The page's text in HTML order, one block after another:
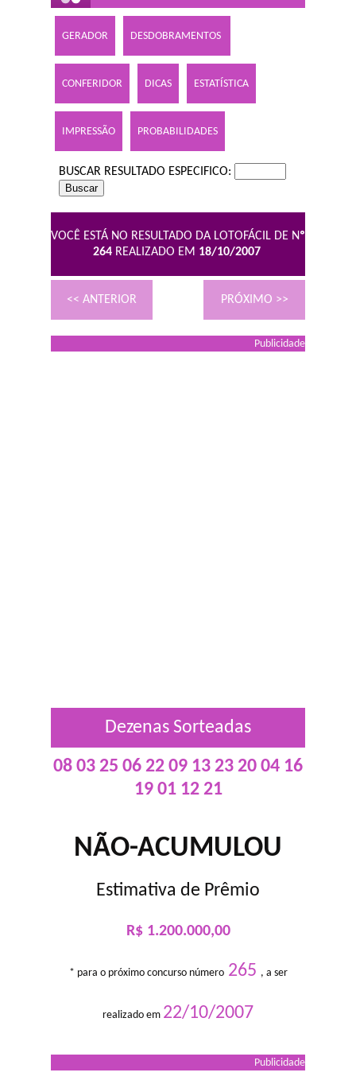
GERADOR DESDOBRAMENTOS
CONFERIDOR DICAS ESTATÍSTICA
IMPRESSÃO PROBABILIDADES
BUSCAR RESULTADO ESPECIFICO:
VOCÊ ESTÁ NO RESULTADO DA LOTOFÁCIL DE Nº
264 REALIZADO EM 18/10/2007
<< ANTERIOR PRÓXIMO >>
Publicidade
Dezenas Sorteadas
08 03 25 06 22 09 13 23 20 04 16
19 01 12 21
NÃO-ACUMULOU
Estimativa de Prêmio
R$ 1.200.000,00
* para o próximo concurso número265 , a ser
realizado em 22/10/2007
Publicidade